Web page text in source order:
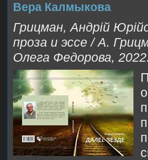
Вера Калмыкова
Грицман, Андрій
проза и эссе / А.
Олега Федорова,